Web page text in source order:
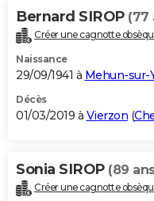
Bernard SIROP (77
Créer une cagnotte
Naissance
29/09/1941 à Mehun-sur-
Décès
01/03/2019 à Vierzon (
Sonia SIROP (89
Créer une cagnotte